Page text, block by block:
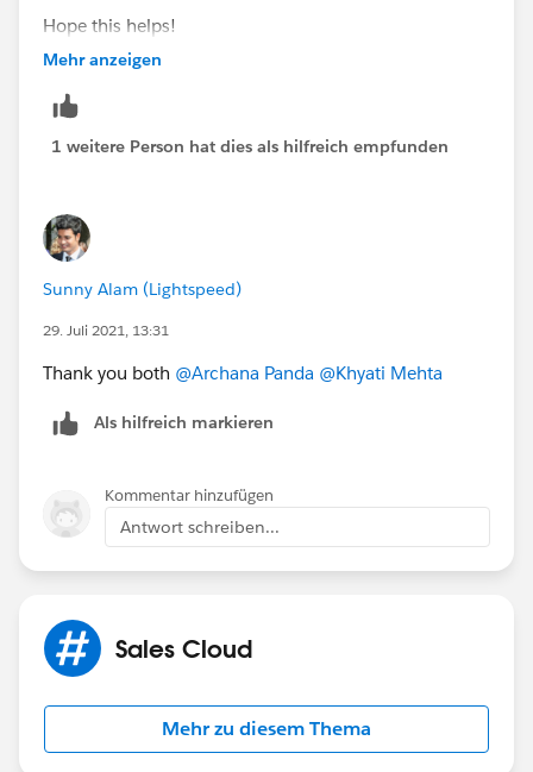
Hope this helps!
Mehr anzeigen
1 weitere Person hat dies als hilfreich empfunden
Sunny Alam (Lightspeed)
29. Juli 2021, 13:31
Thank you both @Archana Panda @Khyati Mehta
Als hilfreich markieren
Kommentar hinzufügen
Antwort schreiben...
Sales Cloud
Mehr zu diesem Thema